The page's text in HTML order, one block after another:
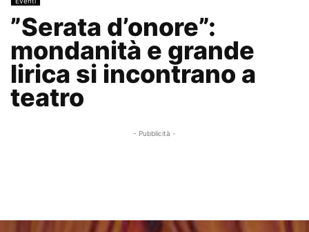
”Serata d’onore”:
mondanità e grande
lirica si incontrano a
teatro
- Pubblicità -